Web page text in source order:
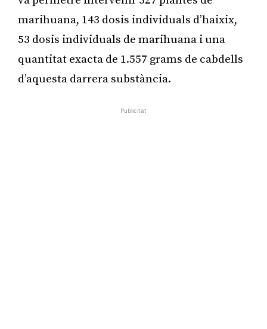
marihuana, 143 dosis individuals d’haixix,
53 dosis individuals de marihuana i una
quantitat exacta de 1.557 grams de cabdells
d’aquesta darrera substància.
Publicitat